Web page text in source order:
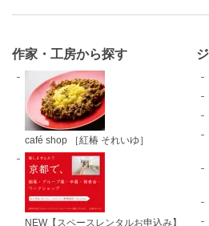
作家・工房から探す
café shop ［紅椿 それいゆ］
NEW【スペースレンタルお申込み】